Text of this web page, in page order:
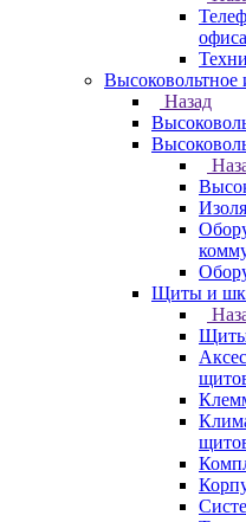
офиса
Высоковольтное
Назад
Щиты и